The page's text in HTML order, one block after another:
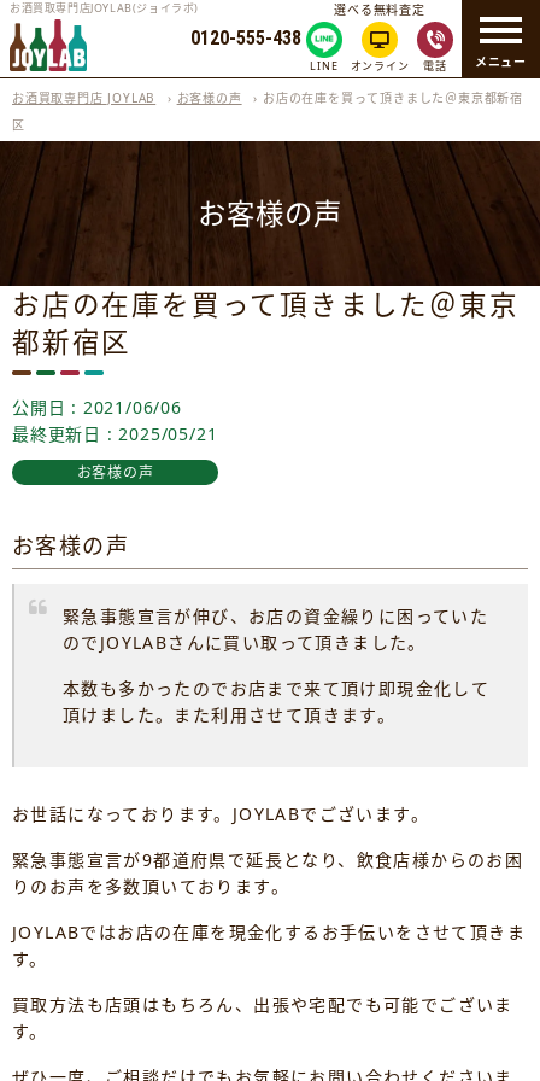
メニュー
お酒買取専門店JOYLAB(ジョイラボ)
0120-555-438
選べる無料査定
LINE オンライン 電話
お酒買取専門店 JOYLAB › お客様の声 › お店の在庫を買って頂きました＠東京都新宿
区
お客様の声
お店の在庫を買って頂きました＠東京
都新宿区
公開日 : 2021/06/06
最終更新日 : 2025/05/21
お客様の声
お客様の声
緊急事態宣言が伸び、お店の資金繰りに困っていた
のでJOYLABさんに買い取って頂きました。
本数も多かったのでお店まで来て頂け即現金化して
頂けました。また利用させて頂きます。
お世話になっております。JOYLABでございます。
緊急事態宣言が9都道府県で延長となり、飲食店様からのお困
りのお声を多数頂いております。
JOYLABではお店の在庫を現金化するお手伝いをさせて頂きま
す。
買取方法も店頭はもちろん、出張や宅配でも可能でございま
す。